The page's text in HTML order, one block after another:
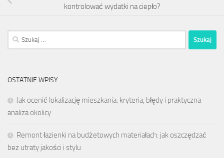
kontrolować wydatki na ciepło?
Szukaj:
OSTATNIE WPISY
Jak ocenić lokalizację mieszkania: kryteria, błędy i praktyczna
analiza okolicy
Remont łazienki na budżetowych materiałach: jak oszczędzać
bez utraty jakości i stylu